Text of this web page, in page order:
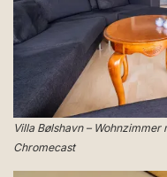
Villa Bølshavn –
Chromecast